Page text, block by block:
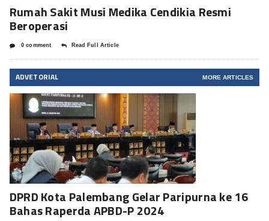
Rumah Sakit Musi Medika Cendikia Resmi
Beroperasi
0 comment Read Full Article
ADVETORIAL MORE ARTICLES
DPRD Kota Palembang Gelar Paripurna ke 16
Bahas Raperda APBD-P 2024